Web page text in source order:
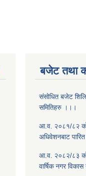
बजेट तथा
संसोधित बजेट
समितिहरु ।।।
आ.व. २०८१/८२ को
अधिवेशनबाट
आ.व. २०८२/८३ को
वार्षिक नगर